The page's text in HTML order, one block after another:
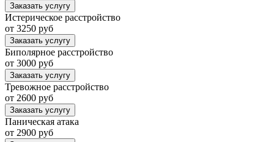
Заказать услугу
Истерическое расстройство
от 3250 руб
Заказать услугу
Биполярное расстройство
от 3000 руб
Заказать услугу
Тревожное расстройство
от 2600 руб
Заказать услугу
Паническая атака
от 2900 руб